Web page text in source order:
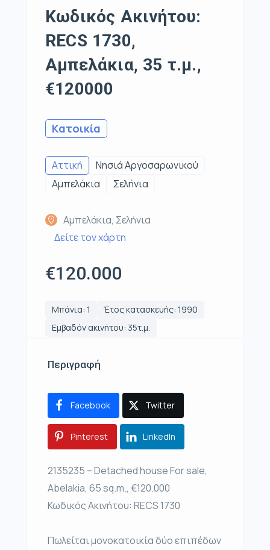
Κωδικός Ακινήτου:
RECS 1730,
Αμπελάκια, 35 τ.μ.,
€120000
Κατοικία
Αττική
Νησιά Αργοσαρωνικού
Αμπελάκια
Σελήνια
Αμπελάκια, Σελήνια
Δείτε τον χάρτη
€120.000
Μπάνια: 1
Έτος κατασκευής: 1990
Εμβαδόν ακινήτου: 35τ.μ.
Περιγραφή
Facebook Twitter
Pinterest LinkedIn
2135235 – Detached house For sale,
Abelakia, 65 sq.m., €120.000
Κωδικός Ακινήτου: RECS 1730
Πωλείται μονοκατοικία δύο επιπέδων